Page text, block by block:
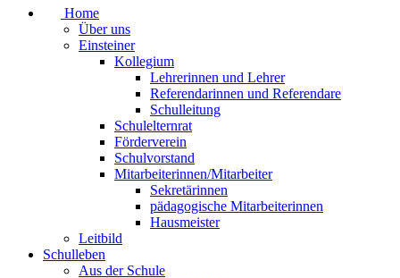
Home
Über uns
Einsteiner
Kollegium
Lehrerinnen und Lehrer
Referendarinnen und Referendare
Schulleitung
Schulelternrat
Förderverein
Schulvorstand
Mitarbeiterinnen/Mitarbeiter
Sekretärinnen
pädagogische Mitarbeiterinnen
Hausmeister
Leitbild
Schulleben
Aus der Schule